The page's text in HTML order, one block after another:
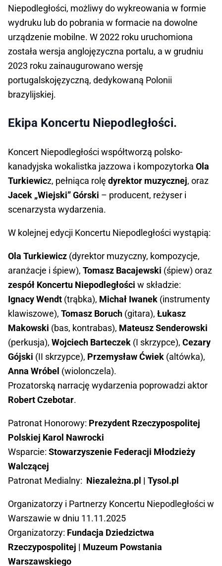
Niepodległości, możliwy do wykreowania w formie
wydruku lub do pobrania w formacie na dowolne
urządzenie mobilne. W 2022 roku uruchomiona
została wersja anglojęzyczna portalu, a w grudniu
2023 roku zainaugurowano wersję
portugalskojęzyczną, dedykowaną Polonii
brazylijskiej.
Ekipa Koncertu Niepodległości.
Koncert Niepodległości współtworzą polsko-
kanadyjska wokalistka jazzowa i kompozytorka Ola
Turkiewicz, pełniąca rolę dyrektor muzycznej, oraz
Jacek „Wiejski” Górski – producent, reżyser i
scenarzysta wydarzenia.
W kolejnej edycji Koncertu Niepodległości wystąpią:
Ola Turkiewicz (dyrektor muzyczny, kompozycje,
aranżacje i śpiew), Tomasz Bacajewski (śpiew) oraz
zespół Koncertu Niepodległości w składzie:
Ignacy Wendt (trąbka), Michał Iwanek (instrumenty
klawiszowe), Tomasz Boruch (gitara), Łukasz
Makowski (bas, kontrabas), Mateusz Senderowski
(perkusja), Wojciech Barteczek (I skrzypce), Cezary
Gójski (II skrzypce), Przemysław Ćwiek (altówka),
Anna Wróbel (wiolonczela).
Prozatorską narrację wydarzenia poprowadzi aktor
Robert Czebotar.
Patronat Honorowy: Prezydent Rzeczypospolitej
Polskiej Karol Nawrocki
Wsparcie: Stowarzyszenie Federacji Młodzieży
Walczącej
Patronat Medialny: Niezależna.pl | Tysol.pl
Organizatorzy i Partnerzy Koncertu Niepodległości w
Warszawie w dniu 11.11.2025
Organizatorzy: Fundacja Dziedzictwa
Rzeczypospolitej | Muzeum Powstania
Warszawskiego